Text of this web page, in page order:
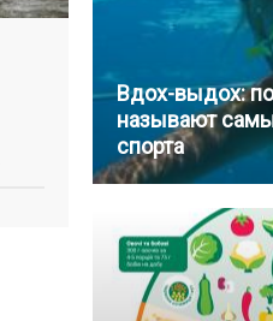
Вдох-выдох:
называют
спорта